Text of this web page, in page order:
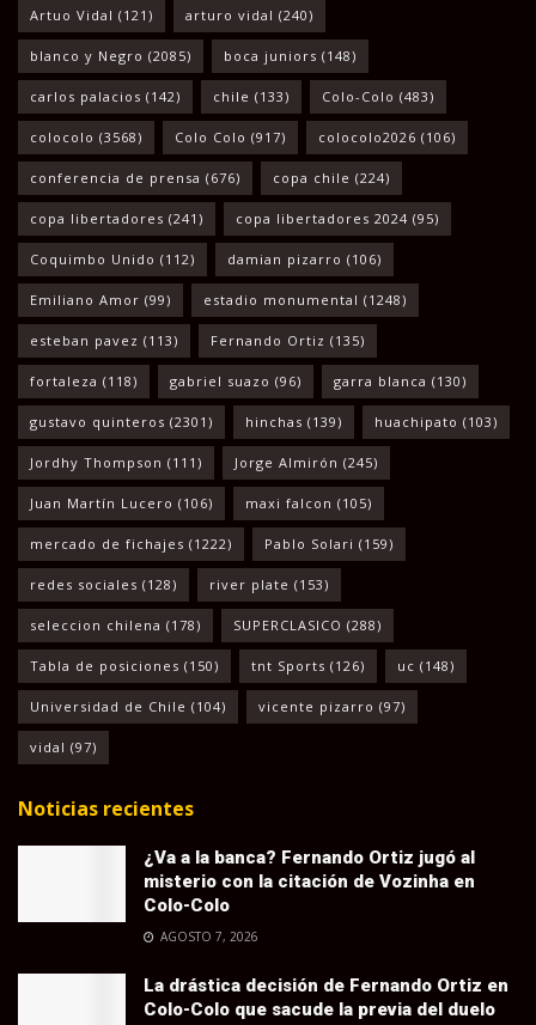
Artuo Vidal (121) arturo vidal (240)
blanco y Negro (2085) boca juniors (148)
carlos palacios (142) chile (133) Colo-Colo (483)
colocolo (3568) Colo Colo (917) colocolo2026 (106)
conferencia de prensa (676) copa chile (224)
copa libertadores (241) copa libertadores 2024 (95)
Coquimbo Unido (112) damian pizarro (106)
Emiliano Amor (99) estadio monumental (1248)
esteban pavez (113) Fernando Ortiz (135)
fortaleza (118) gabriel suazo (96) garra blanca (130)
gustavo quinteros (2301) hinchas (139) huachipato (103)
Jordhy Thompson (111) Jorge Almirón (245)
Juan Martín Lucero (106) maxi falcon (105)
mercado de fichajes (1222) Pablo Solari (159)
redes sociales (128) river plate (153)
seleccion chilena (178) SUPERCLASICO (288)
Tabla de posiciones (150) tnt Sports (126) uc (148)
Universidad de Chile (104) vicente pizarro (97)
vidal (97)
Noticias recientes
¿Va a la banca? Fernando Ortiz jugó al
misterio con la citación de Vozinha en
Colo-Colo
AGOSTO 7, 2026
La drástica decisión de Fernando Ortiz en
Colo-Colo que sacude la previa del duelo